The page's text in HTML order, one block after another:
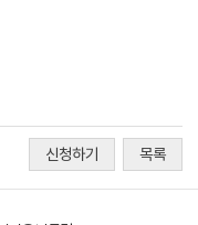
신청하기 목록